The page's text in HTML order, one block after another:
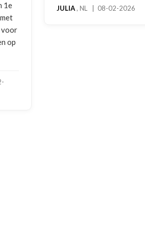
1e
voor
op
JULIA, NL | 08-02-2026